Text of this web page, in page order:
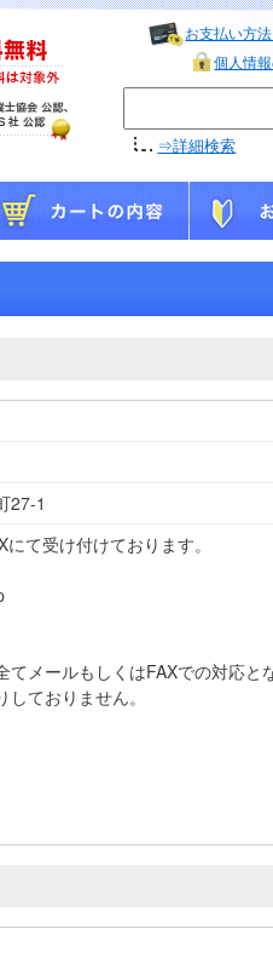
お支払い方
個人情
⇒詳細検索
27-1
て受け付けております。
メールもしくはFAXでの対応と
ておりません。